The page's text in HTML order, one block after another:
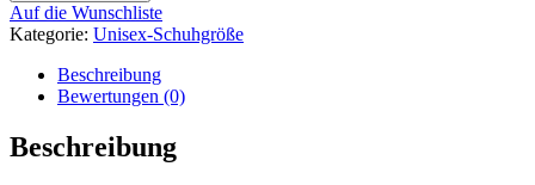
Auf die Wunschliste
Kategorie: Unisex-Schuhgröße
Beschreibung
Bewertungen (0)
Beschreibung